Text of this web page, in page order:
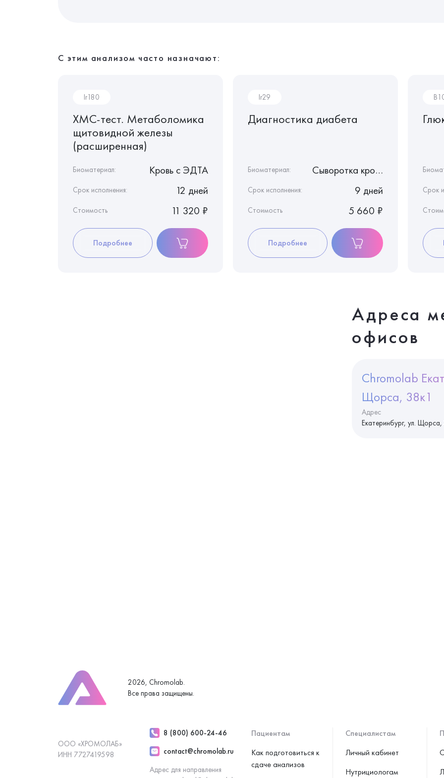
С этим анализом часто назначают:
Ir180
ХМС-тест. Метаболомика
щитовидной железы
(расширенная)
Биоматериал: Кровь c ЭДТА
Срок исполнения: 12 дней
Стоимость 11 320 ₽
Подробнее
Ir29
Диагностика диабета
Биоматериал: Сыворотка крови
Срок исполнения: 9 дней
Стоимость 5 660 ₽
Подробнее
Срок
Адреса
офисов
Chromolab
Щорса, 38к1
Адрес
Екатеринбург, ул. Щорса,
2026, Chromolab.
Все права защищены.
Пациентам
Как подготовиться к
сдаче анализов
Специалистам
Личный кабинет
Нутрициологам
ООО «ХРОМОЛАБ»
ИНН 7727419598
8 (800) 600-24-46
contact@chromolab.ru
Адрес для направления